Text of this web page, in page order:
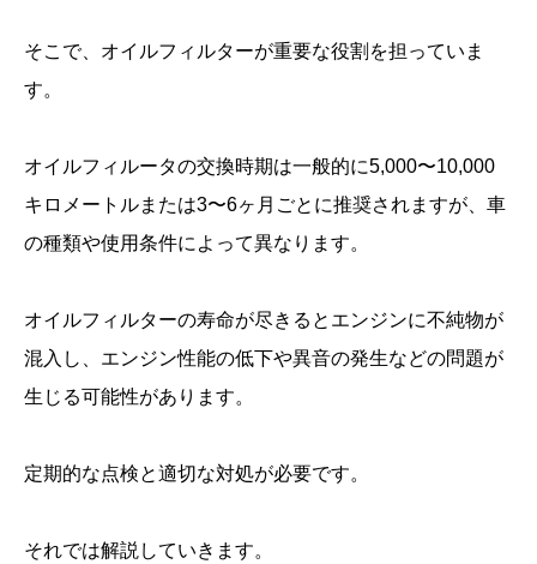
そこで、オイルフィルターが重要な役割を担っていま
す。
オイルフィルータの交換時期は一般的に5,000〜10,000
キロメートルまたは3〜6ヶ月ごとに推奨されますが、車
の種類や使用条件によって異なります。
オイルフィルターの寿命が尽きるとエンジンに不純物が
混入し、エンジン性能の低下や異音の発生などの問題が
生じる可能性があります。
定期的な点検と適切な対処が必要です。
それでは解説していきます。